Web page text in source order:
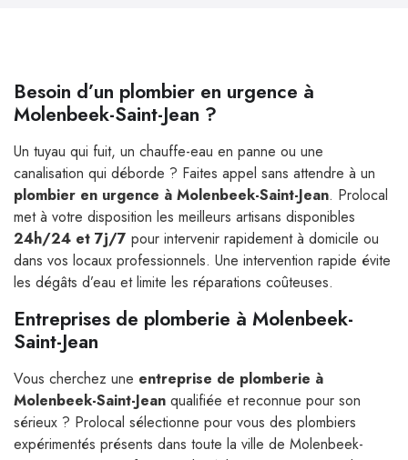
Besoin d’un plombier en urgence à
Molenbeek-Saint-Jean ?
Un tuyau qui fuit, un chauffe-eau en panne ou une
canalisation qui déborde ? Faites appel sans attendre à un
plombier en urgence à Molenbeek-Saint-Jean. Prolocal
met à votre disposition les meilleurs artisans disponibles
24h/24 et 7j/7 pour intervenir rapidement à domicile ou
dans vos locaux professionnels. Une intervention rapide évite
les dégâts d’eau et limite les réparations coûteuses.
Entreprises de plomberie à Molenbeek-
Saint-Jean
Vous cherchez une entreprise de plomberie à
Molenbeek-Saint-Jean qualifiée et reconnue pour son
sérieux ? Prolocal sélectionne pour vous des plombiers
expérimentés présents dans toute la ville de Molenbeek-